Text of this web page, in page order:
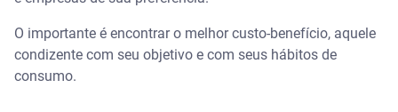
O importante é encontrar o melhor custo-benefício, aquele
condizente com seu objetivo e com seus hábitos de
consumo.